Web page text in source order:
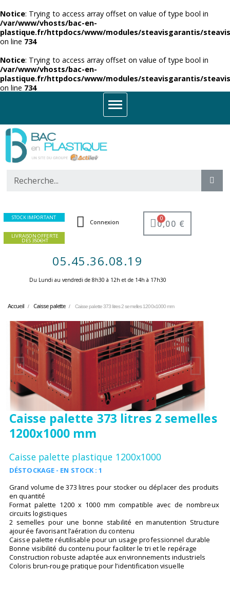
Notice: Trying to access array offset on value of type bool in
/var/www/vhosts/bac-en-
plastique.fr/httpdocs/www/modules/steavisgarantis/
on line 734
Notice: Trying to access array offset on value of type bool in
/var/www/vhosts/bac-en-
plastique.fr/httpdocs/www/modules/steavisgarantis/
on line 734
STOCK IMPORTANT
LIVRAISON OFFERTE
DES 350€HT
Connexion 0,00 €
05.45.36.08.19
Du Lundi au vendredi de 8h30 à 12h et de 14h à 17h30 ​
Accueil Caisse palette Caisse palette 373 litres 2 semelles 1200x1000 mm
Caisse palette 373 litres 2 semelles
1200x1000 mm
Caisse palette plastique 1200x1000
DÉSTOCKAGE - EN STOCK : 1
Grand volume de 373 litres pour stocker ou déplacer des produits
en quantité
Format palette 1200 x 1000 mm compatible avec de nombreux
circuits logistiques
2 semelles pour une bonne stabilité en manutention Structure
ajourée favorisant l’aération du contenu
Caisse palette réutilisable pour un usage professionnel durable
Bonne visibilité du contenu pour faciliter le tri et le repérage
Construction robuste adaptée aux environnements industriels
Coloris brun-rouge pratique pour l’identification visuelle